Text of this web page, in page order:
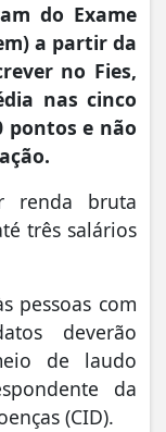
do Exame
a partir da
no Fies,
nas cinco
pontos e não
renda bruta
três salários
pessoas com
deverão
de laudo
da
(CID).